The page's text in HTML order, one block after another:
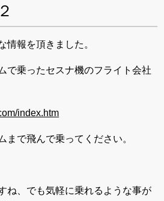
情報を頂きました。
で乗ったセスナ機のフライト会社
index.htm
まで飛んで乗ってください。
ね、でも気軽に乗れるような事が